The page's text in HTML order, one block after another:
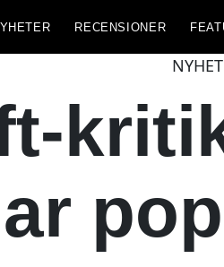
RECENSIONER
NYHET